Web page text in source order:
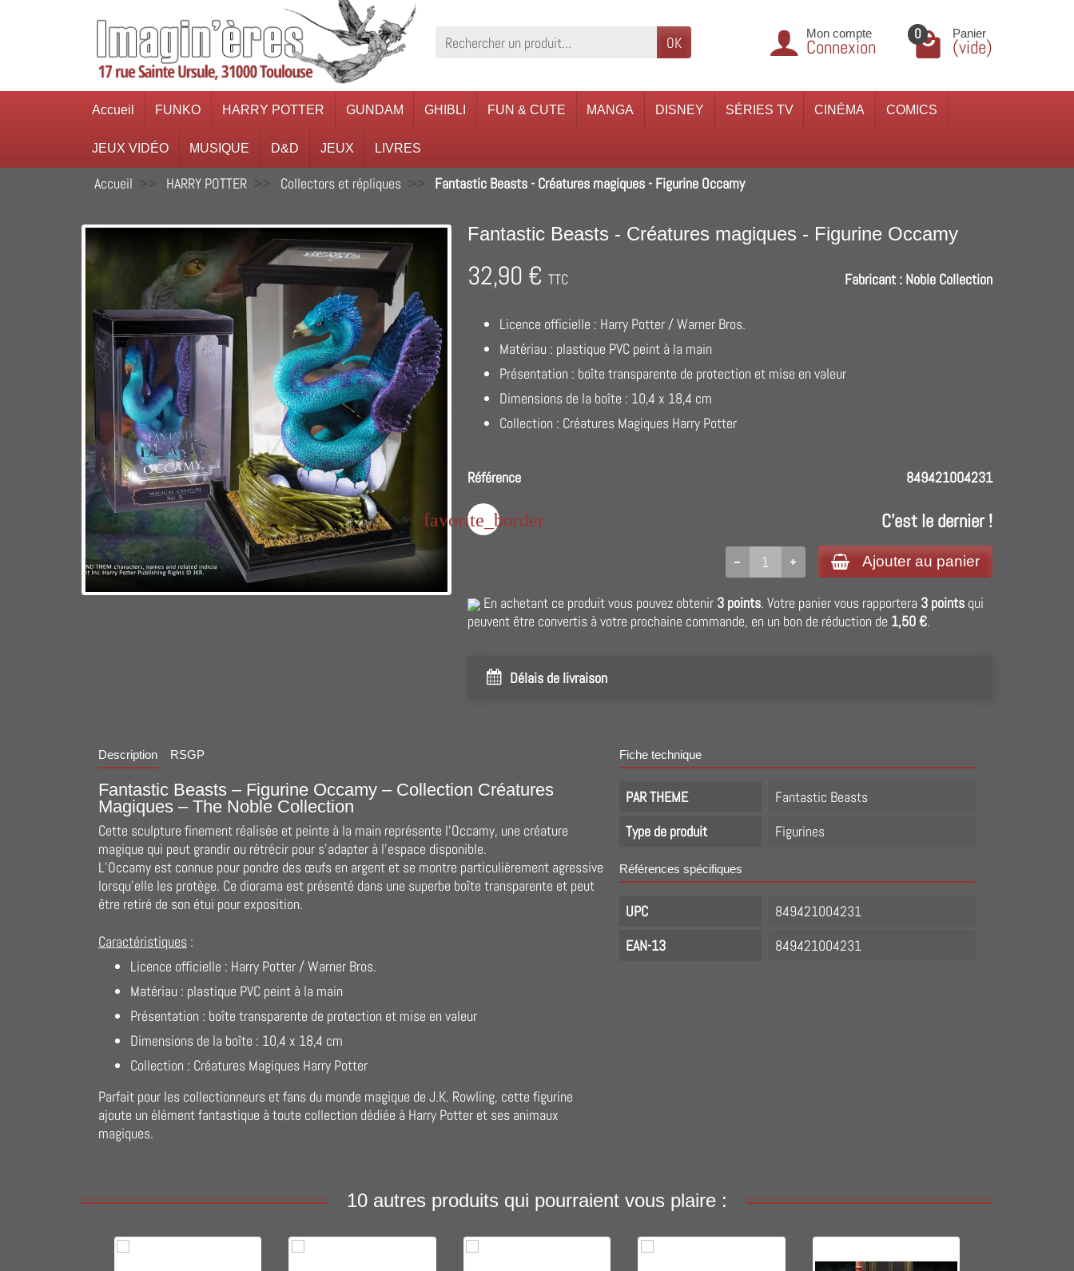
OK Mon compte
Connexion
0 Panier
(vide)
Accueil FUNKO HARRY POTTER GUNDAM GHIBLI FUN & CUTE MANGA DISNEY SÉRIES TV CINÉMA COMICS
JEUX VIDÉO MUSIQUE D&D JEUX LIVRES
Accueil HARRY POTTER Collectors et répliques Fantastic Beasts - Créatures magiques - Figurine Occamy
Fantastic Beasts - Créatures magiques - Figurine Occamy
Fabricant : Noble Collection
32,90 €TTC
Licence officielle : Harry Potter / Warner Bros.
Matériau : plastique PVC peint à la main
Présentation : boîte transparente de protection et mise en valeur
Dimensions de la boîte : 10,4 x 18,4 cm
Collection : Créatures Magiques Harry Potter
Référence 849421004231
C'est le dernier !
Ajouter au panier
favorite_border
En achetant ce produit vous pouvez obtenir 3 points. Votre panier vous rapportera 3 points qui
peuvent être convertis à votre prochaine commande, en un bon de réduction de 1,50 €.
Délais de livraison
Description RSGP
Fantastic Beasts – Figurine Occamy – Collection Créatures
Magiques – The Noble Collection
Cette sculpture finement réalisée et peinte à la main représente l’Occamy, une créature
magique qui peut grandir ou rétrécir pour s’adapter à l’espace disponible.
L’Occamy est connue pour pondre des œufs en argent et se montre particulièrement agressive
lorsqu’elle les protège. Ce diorama est présenté dans une superbe boîte transparente et peut
être retiré de son étui pour exposition.
Caractéristiques :
Licence officielle : Harry Potter / Warner Bros.
Matériau : plastique PVC peint à la main
Présentation : boîte transparente de protection et mise en valeur
Dimensions de la boîte : 10,4 x 18,4 cm
Collection : Créatures Magiques Harry Potter
Parfait pour les collectionneurs et fans du monde magique de J.K. Rowling, cette figurine
ajoute un élément fantastique à toute collection dédiée à Harry Potter et ses animaux
magiques.
Fiche technique
PAR THEME
Fantastic Beasts
Type de produit
Figurines
Références spécifiques
UPC
849421004231
EAN-13
849421004231
10 autres produits qui pourraient vous plaire :